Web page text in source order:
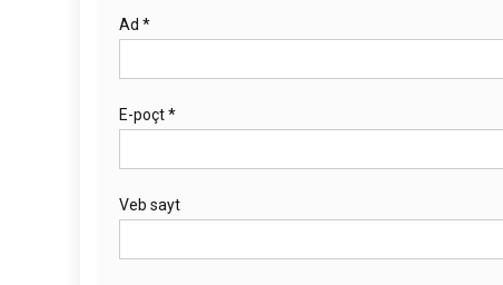
Ad *
E-poçt*
Veb sayt